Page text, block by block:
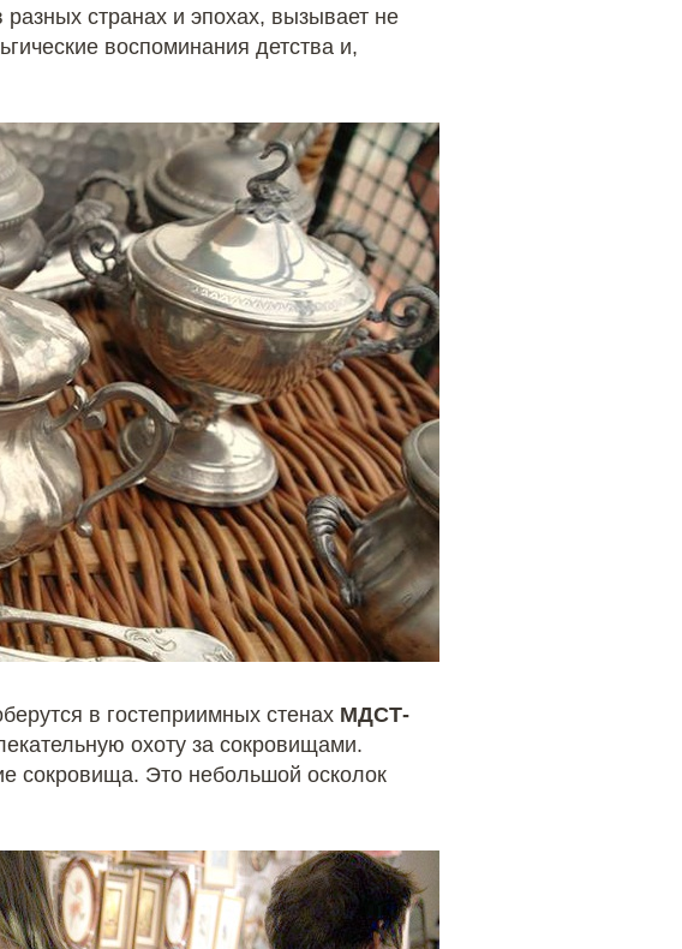
странах и эпохах, вызывает не
воспоминания детства и,
в гостеприимных стенах МДСТ-
охоту за сокровищами.
сокровища. Это небольшой осколок